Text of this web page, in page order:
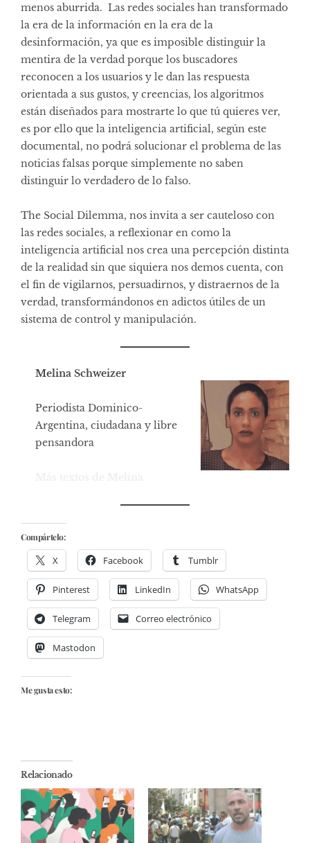
menos aburrida. Las redes sociales han transformado
la era de la información en la era de la
desinformación, ya que es imposible distinguir la
mentira de la verdad porque los buscadores
reconocen a los usuarios y le dan las respuesta
orientada a sus gustos, y creencias, los algoritmos
están diseñados para mostrarte lo que tú quieres ver,
es por ello que la inteligencia artificial, según este
documental, no podrá solucionar el problema de las
noticias falsas porque simplemente no saben
distinguir lo verdadero de lo falso.
The Social Dilemma, nos invita a ser cauteloso con
las redes sociales, a reflexionar en como la
inteligencia artificial nos crea una percepción distinta
de la realidad sin que siquiera nos demos cuenta, con
el fin de vigilarnos, persuadirnos, y distraernos de la
verdad, transformándonos en adictos útiles de un
sistema de control y manipulación.
Melina Schweizer
Periodista Dominico-
Argentina, ciudadana y libre
pensandora
Compártelo:
X Facebook Tumblr
Pinterest LinkedIn WhatsApp
Telegram Correo electrónico
Mastodon
Me gusta esto:
Relacionado